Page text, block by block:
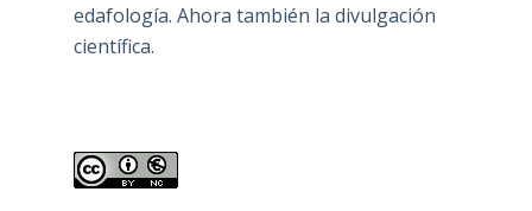
edafología. Ahora también la divulgación
científica.